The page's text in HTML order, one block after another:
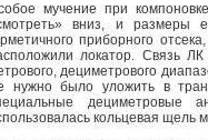
мучение при
вниз, и размеры
приборного
локатор. Связь
дециметрового
нужно было уложить в
дециметровые
кольцевая щель